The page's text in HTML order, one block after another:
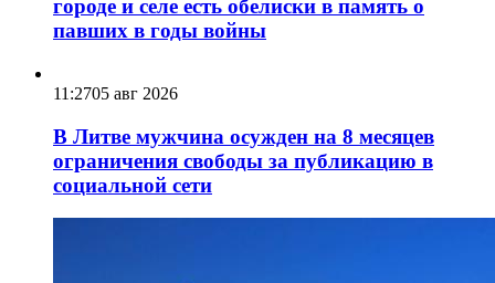
городе и селе есть обелиски в память о
павших в годы войны
11:2705 авг 2026
В Литве мужчина осужден на 8 месяцев
ограничения свободы за публикацию в
социальной сети